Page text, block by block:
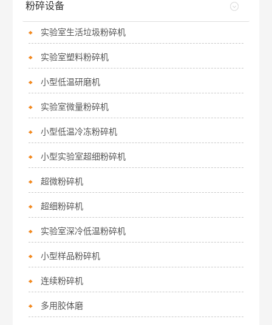
粉碎设备
实验室生活垃圾粉碎机
实验室塑料粉碎机
小型低温研磨机
实验室微量粉碎机
小型低温冷冻粉碎机
小型实验室超细粉碎机
超微粉碎机
超细粉碎机
实验室深冷低温粉碎机
小型样品粉碎机
连续粉碎机
多用胶体磨